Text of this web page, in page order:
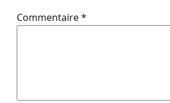
Commentaire*